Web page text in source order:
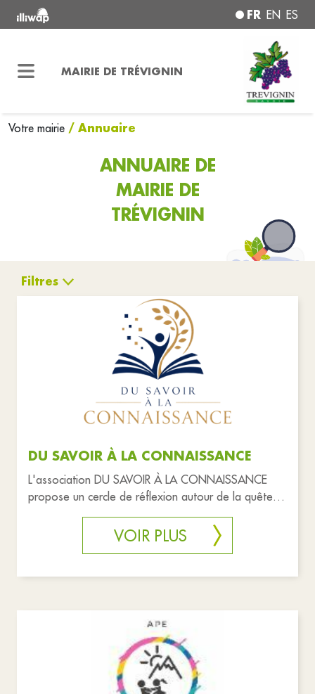
FR EN ES
MAIRIE DE TRÉVIGNIN
Votre mairie / Annuaire
ANNUAIRE DE
MAIRIE DE
TRÉVIGNIN
Filtres
Commerces
Urgences
Réinitialiser les filtres
DU SAVOIR À LA CONNAISSANCE
L'association DU SAVOIR À LA CONNAISSANCE
propose un cercle de réflexion autour de la quête
VOIR PLUS